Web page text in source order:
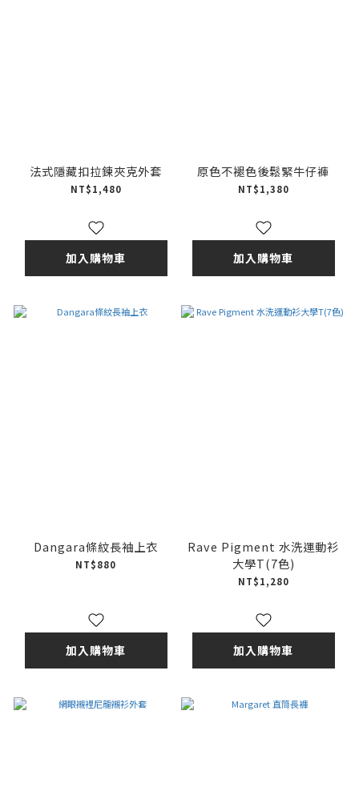
法式隱藏扣拉鍊夾克外套
NT$1,480
加入購物車
原色不褪色後鬆緊牛仔褲
NT$1,380
加入購物車
Dangara條紋長袖上衣
NT$880
加入購物車
Rave Pigment 水洗運動衫
大學T(7色)
NT$1,280
加入購物車